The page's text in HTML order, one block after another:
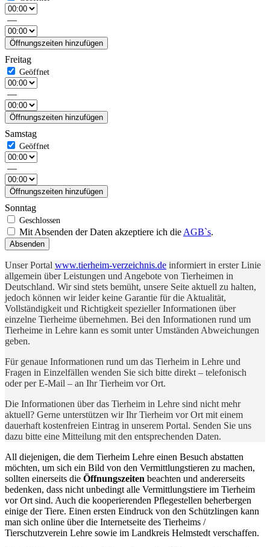
—
Öffnungszeiten hinzufügen
Freitag
—
Öffnungszeiten hinzufügen
Samstag
—
Öffnungszeiten hinzufügen
Sonntag
Mit Absenden der Daten akzeptiere ich die AGB`s.
Absenden
Unser Portal www.tierheim-verzeichnis.de informiert in erster Linie
allgemein über Leistungen und Angebote von Tierheimen in
Deutschland. Wir sind stets bemüht, unsere Seite aktuell zu halten,
jedoch können wir leider keine Garantie für die Aktualität,
Vollständigkeit und Richtigkeit spezieller Informationen über
einzelne Tierheime übernehmen. Bei den Informationen rund um
Tierheime in Lehre kann es somit unter Umständen Abweichungen
geben.
Für genaue Informationen rund um das Tierheim in Lehre und
Fragen in Einzelfällen wenden Sie sich bitte direkt – telefonisch
oder per E-Mail – an Ihr Tierheim vor Ort.
Die Informationen über das Tierheim in Lehre sind nicht mehr
aktuell? Gerne unterstützen wir Ihr Tierheim vor Ort mit einem
dauerhaft kostenfreien Eintrag in unserem Portal. Senden Sie uns
dazu bitte eine Mitteilung mit den entsprechenden Daten.
All diejenigen, die dem Tierheim Lehre einen Besuch abstatten
möchten, um sich ein Bild von den Vermittlungstieren zu machen,
sollten einerseits die Öffnungszeiten beachten und andererseits
bedenken, dass nicht unbedingt alle Vermittlungstiere im Tierheim
vor Ort sind. Auch die kooperierenden Pflegestellen beherbergen
einige der Tiere. Einen ersten Eindruck von den Schützlingen kann
man sich online über die Internetseite des Tierheims /
Tierschutzverein Lehre sowie im Landkreis Helmstedt verschaffen.